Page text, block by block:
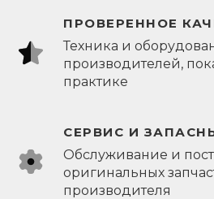
ПРОВЕРЕННОЕ
Техника и
производителей,
практике
СЕРВИС И
Обслуживание и
оригинальных
производителя